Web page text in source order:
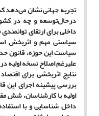
تجربه جهانی نشان
درحال‌توسعه و چه در
داخلی برای ارتقای
سیاستی مهم و اثربخش
سیاست این حوزه، قانون
نتایج اثربخشی برای
بررسی پیشینه اجرای این
اولیه با کارشناسان، شش
داخل شناسایی و با